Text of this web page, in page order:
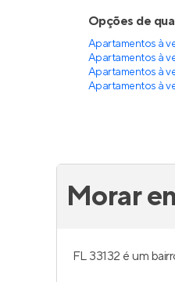
Opções de
Apartamentos à
Apartamentos à
Apartamentos à
Apartamentos à
Morar
FL 33132 é um